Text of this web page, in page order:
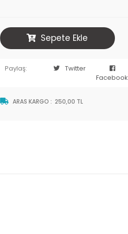
Sepete Ekle
Paylaş:
Twitter
Facebook
ARAS KARGO : 250,00 TL